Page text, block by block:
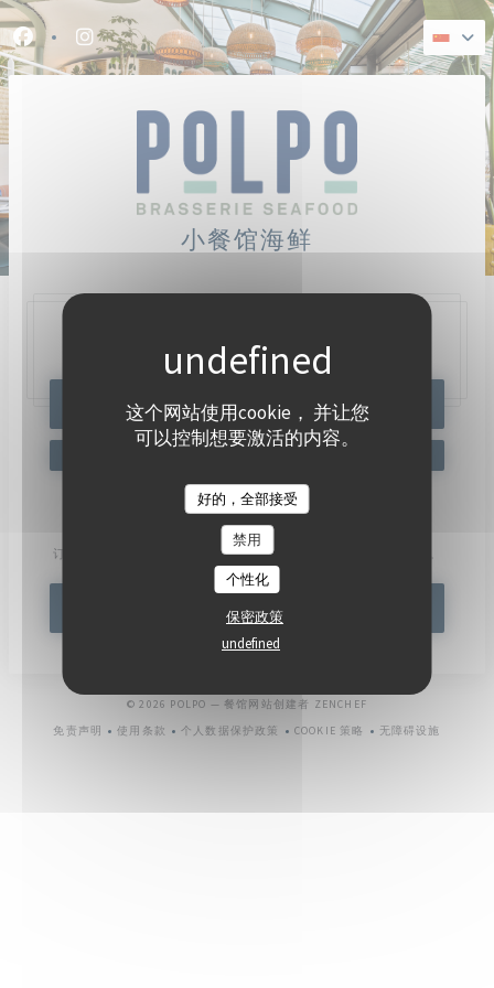
Cookie管理面板
这个网站使用cookie， 并让您
可以控制想要激活的内容。
好的，全部接受
禁用
个性化
保密政策
undefined
Facebook ((在新窗口中打开))
Instagram ((在新窗口中打开))
小餐馆海鲜
47, Quai Charles Pasqua,92300 Levallois-Perret
预订餐位
了解最新信息
订阅我们的时事通讯，通过电子邮件接收我们的个性化通讯和营销优惠。
订阅
© 2026 POLPO — 餐馆网站创建者 ZENCHEF
免责声明
使用条款
个人数据保护政策
COOKIE 策略
无障碍设施